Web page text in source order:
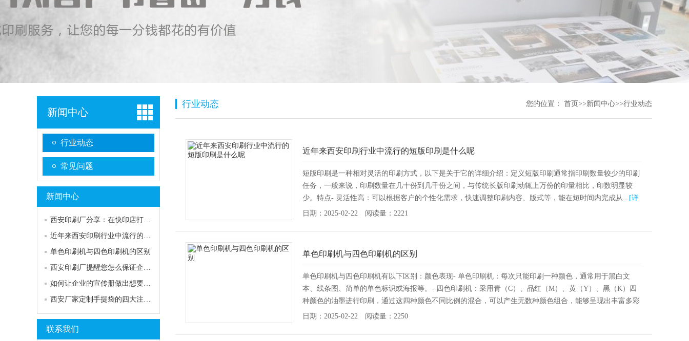
新闻中心
行业动态
常见问题
新闻中心
西安印刷厂分享：在快印店打印少量印刷品为何费用那么高？
近年来西安印刷行业中流行的短版印刷是什么呢
单色印刷机与四色印刷机的区别
西安印刷厂提醒您怎么保证企业的印刷品质量
如何让企业的宣传册做出想要的效果，西安印刷厂为你解答：
西安厂家定制手提袋的四大注意要点
联系我们
行业动态 您的位置： 首页 >>新闻中心>>行业动态
近年来西安印刷行业中流行的短版印刷是什么呢
短版印刷是一种相对灵活的印刷方式，以下是关于它的详细介绍：定义短版印刷通常指印刷数量较少的印刷
任务，一般来说，印刷数量在几十份到几千份之间，与传统长版印刷动辄上万份的印量相比，印数明显较
少。特点- 灵活性高：可以根据客户的个性化需求，快速调整印刷内容、版式等，能在短时间内完成从... [详
情]
日期：2025-02-22 阅读量：2221
单色印刷机与四色印刷机的区别
单色印刷机与四色印刷机有以下区别：颜色表现- 单色印刷机：每次只能印刷一种颜色，通常用于黑白文
本、线条图、简单的单色标识或海报等。- 四色印刷机：采用青（C）、品红（M）、黄（Y）、黑（K）四
种颜色的油墨进行印刷，通过这四种颜色不同比例的混合，可以产生无数种颜色组合，能够呈现出丰富多彩
的色... [详情]
日期：2025-02-22 阅读量：2250